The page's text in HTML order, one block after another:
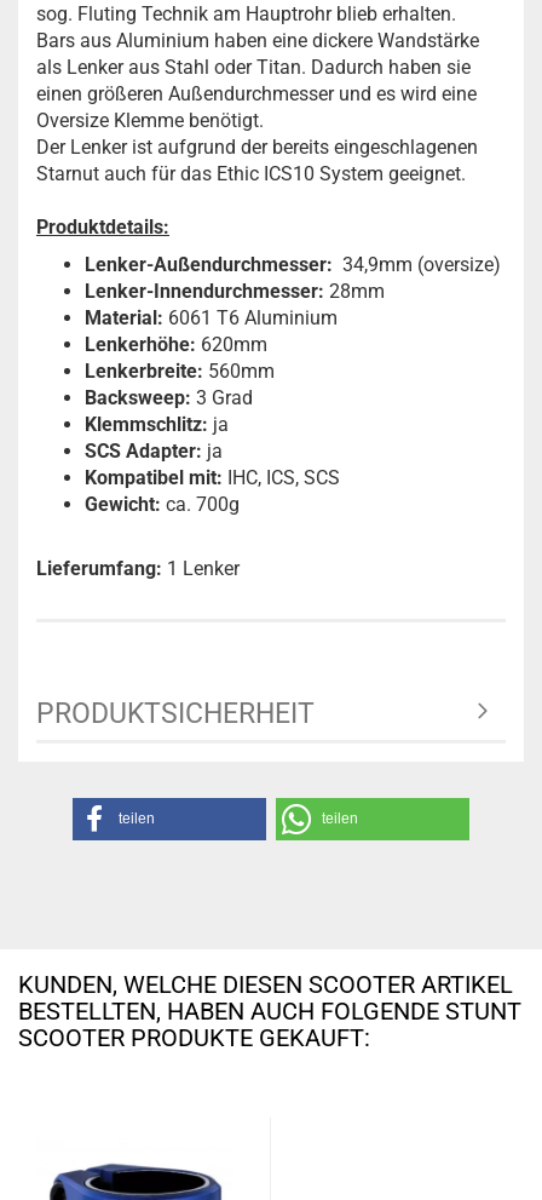
sog. Fluting Technik am Hauptrohr blieb erhalten.
Bars aus Aluminium haben eine dickere Wandstärke
als Lenker aus Stahl oder Titan. Dadurch haben sie
einen größeren Außendurchmesser und es wird eine
Oversize Klemme benötigt.
Der Lenker ist aufgrund der bereits eingeschlagenen
Starnut auch für das Ethic ICS10 System geeignet.
Produktdetails:
Lenker-Außendurchmesser: 34,9mm (oversize)
Lenker-Innendurchmesser: 28mm
Material: 6061 T6 Aluminium
Lenkerhöhe: 620mm
Lenkerbreite: 560mm
Backsweep: 3 Grad
Klemmschlitz: ja
SCS Adapter: ja
Kompatibel mit: IHC, ICS, SCS
Gewicht: ca. 700g
Lieferumfang: 1 Lenker
PRODUKTSICHERHEIT
teilen teilen
KUNDEN, WELCHE DIESEN SCOOTER ARTIKEL
BESTELLTEN, HABEN AUCH FOLGENDE STUNT
SCOOTER PRODUKTE GEKAUFT: